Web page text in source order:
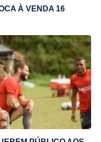
À VENDA 16